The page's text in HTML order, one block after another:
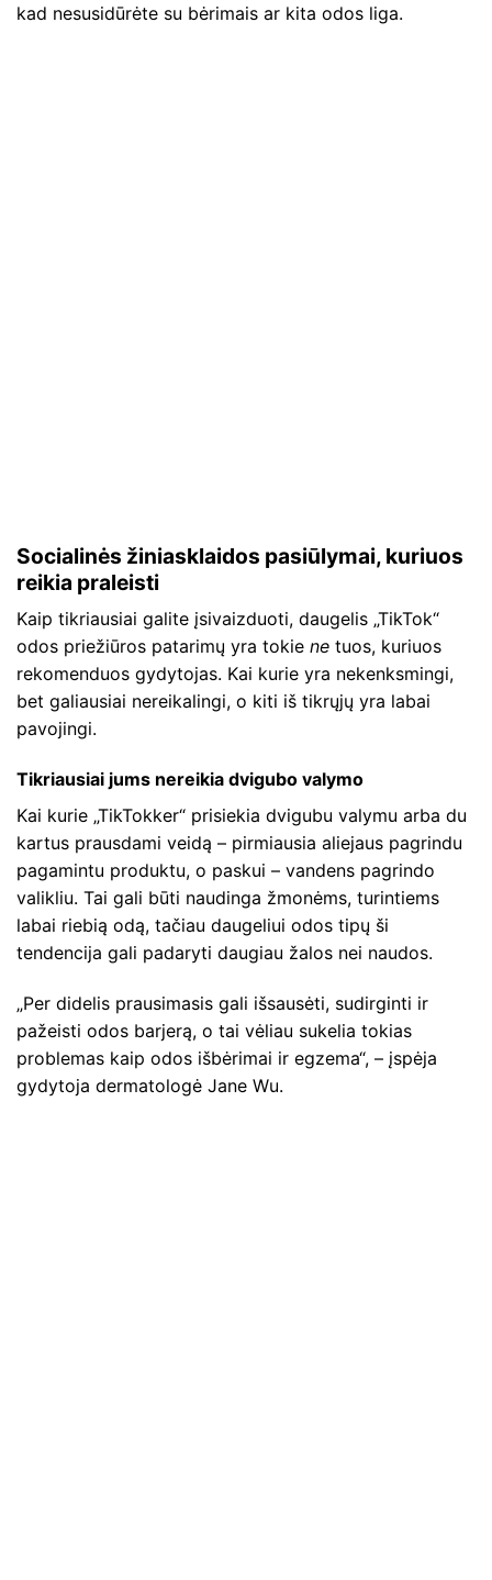
kad nesusidūrėte su bėrimais ar kita odos liga.
Socialinės žiniasklaidos pasiūlymai, kuriuos
reikia praleisti
Kaip tikriausiai galite įsivaizduoti, daugelis „TikTok“
odos priežiūros patarimų yra tokie ne tuos, kuriuos
rekomenduos gydytojas. Kai kurie yra nekenksmingi,
bet galiausiai nereikalingi, o kiti iš tikrųjų yra labai
pavojingi.
Tikriausiai jums nereikia dvigubo valymo
Kai kurie „TikTokker“ prisiekia dvigubu valymu arba du
kartus prausdami veidą – pirmiausia aliejaus pagrindu
pagamintu produktu, o paskui – vandens pagrindo
valikliu. Tai gali būti naudinga žmonėms, turintiems
labai riebią odą, tačiau daugeliui odos tipų ši
tendencija gali padaryti daugiau žalos nei naudos.
„Per didelis prausimasis gali išsausėti, sudirginti ir
pažeisti odos barjerą, o tai vėliau sukelia tokias
problemas kaip odos išbėrimai ir egzema“, – įspėja
gydytoja dermatologė Jane Wu.